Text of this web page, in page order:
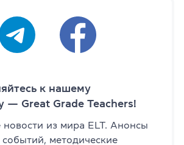
к нашему
— Great Grade Teachers!
новости из мира ELT. Анонсы
методические